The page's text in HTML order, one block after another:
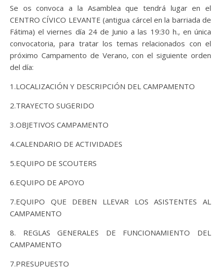
Se os convoca a la Asamblea que tendrá lugar en el
CENTRO CÍVICO LEVANTE (antigua cárcel en la barriada de
Fátima) el viernes día 24 de Junio a las 19:30 h., en única
convocatoria, para tratar los temas relacionados con el
próximo Campamento de Verano, con el siguiente orden
del día:
1.LOCALIZACIÓN Y DESCRIPCIÓN DEL CAMPAMENTO
2.TRAYECTO SUGERIDO
3.OBJETIVOS CAMPAMENTO
4.CALENDARIO DE ACTIVIDADES
5.EQUIPO DE SCOUTERS
6.EQUIPO DE APOYO
7.EQUIPO QUE DEBEN LLEVAR LOS ASISTENTES AL
CAMPAMENTO
8. REGLAS GENERALES DE FUNCIONAMIENTO DEL
CAMPAMENTO
7.PRESUPUESTO